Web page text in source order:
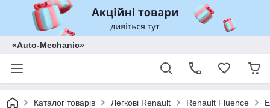
«Auto-Mechanic»
Каталог товарів Легкові Renault Renault Fluence